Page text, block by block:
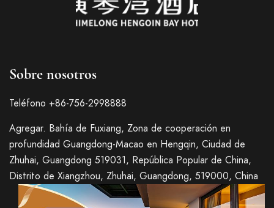
Sobre nosotros
Teléfono +86-756-2998888
Agregar. Bahía de Fuxiang, Zona de cooperación en
profundidad Guangdong-Macao en Hengqin, Ciudad de
Zhuhai, Guangdong 519031, República Popular de China,
Distrito de Xiangzhou, Zhuhai, Guangdong, 519000, China